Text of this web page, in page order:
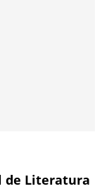
de Literatura